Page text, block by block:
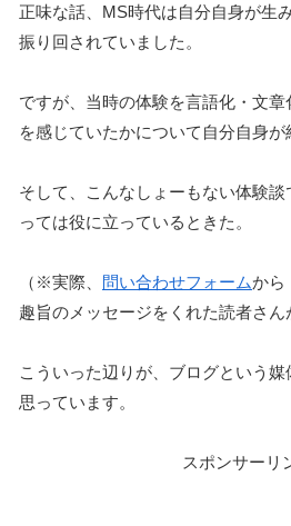
正味な話、MS時代は自分自身が生
振り回されていました。
ですが、当時の体験を言語化・文
を感じていたかについて自分自身が
そして、こんなしょーもない体験
っては役に立っているときた。
（※実際、 問い合わせフォームから
趣旨のメッセージをくれた読者さん
こういった辺りが、ブログという
思っています。
スポンサーリ